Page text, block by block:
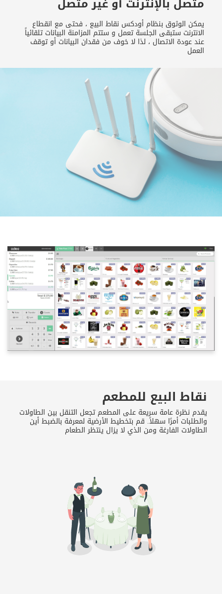
يمكن الوثوق بنظام أودكس نقاط البيع ، فحتى مع انقطاع
الانترنت ستبقى الجلسة تعمل و ستتم المزامنة البيانات تلقائياً
عند عودة الاتصال ، لذا لا خوف من فقدان البيانات أو توقف
العمل
نقاط البيع للمطعم
يقدم نظرة عامة سريعة على المطعم تجعل التنقل بين الطاولات
والطلبات أمرًا سهلاً. قم بتخطيط الأرضية لمعرفة بالضبط أين
الطاولات الفارغة ومن الذي لا يزال ينتظر الطعام